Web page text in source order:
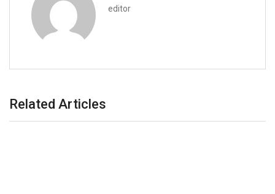
editor
Related Articles